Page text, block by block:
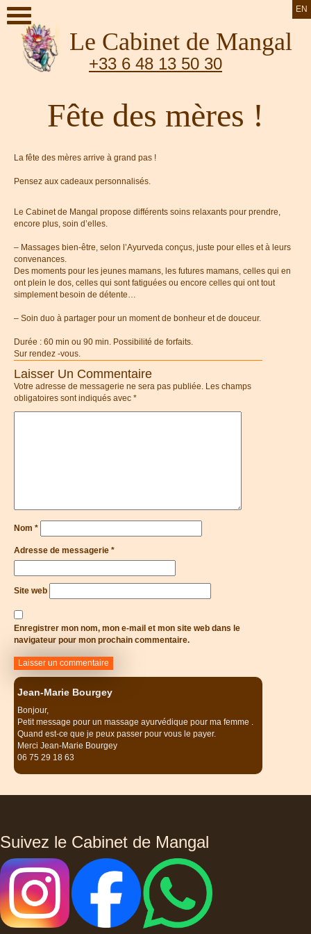
EN
Le Cabinet de Mangal
+33 6 48 13 50 30
Fête des mères !
La fête des mères arrive à grand pas !
Pensez aux cadeaux personnalisés.
Le Cabinet de Mangal propose différents soins relaxants pour prendre,
encore plus, soin d’elles.
– Massages bien-être, selon l’Ayurveda conçus, juste pour elles et à leurs
convenances.
Des moments pour les jeunes mamans, les futures mamans, celles qui en
ont plein le dos, celles qui sont fatiguées ou encore celles qui ont tout
simplement besoin de détente…
– Soin duo à partager pour un moment de bonheur et de douceur.
Durée : 60 min ou 90 min. Possibilité de forfaits.
Sur rendez -vous.
Laisser Un Commentaire
Votre adresse de messagerie ne sera pas publiée. Les champs
obligatoires sont indiqués avec *
Nom *
Adresse de messagerie *
Site web
Enregistrer mon nom, mon e-mail et mon site web dans le
navigateur pour mon prochain commentaire.
Jean-Marie Bourgey
Bonjour,
Petit message pour un massage ayurvédique pour ma femme .
Quand est-ce que je peux passer pour vous le payer.
Merci Jean-Marie Bourgey
06 75 29 18 63
Suivez le Cabinet de Mangal